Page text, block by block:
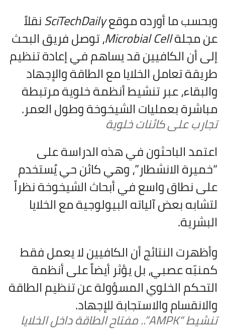
وبحسب ما أورده موقعSciTechDailyنقلاً
عن مجلةMicrobial Cell، توصل فريق البحث
إلى أن الكافيين قد يساهم في إعادة تنظيم
طريقة تعامل الخلايا مع الطاقة والإجهاد
والبقاء، عبر تنشيط أنظمة خلوية مرتبطة
مباشرة بعمليات الشيخوخة وطول العمر.
تجارب على كائنات خلوية
اعتمد الباحثون في هذه الدراسة على
“خميرة الانشطار”، وهي كائن حي يُستخدم
على نطاق واسع في أبحاث الشيخوخة نظراً
لتشابه بعض آلياته البيولوجية مع الخلايا
البشرية.
وأظهرت النتائج أن الكافيين لا يعمل فقط
كمنبّه عصبي، بل يؤثر أيضاً على أنظمة
التحكم الخلوي المسؤولة عن تنظيم الطاقة
والانقسام والاستجابة للإجهاد.
تنشيط “AMPK”.. مفتاح الطاقة داخل الخلايا